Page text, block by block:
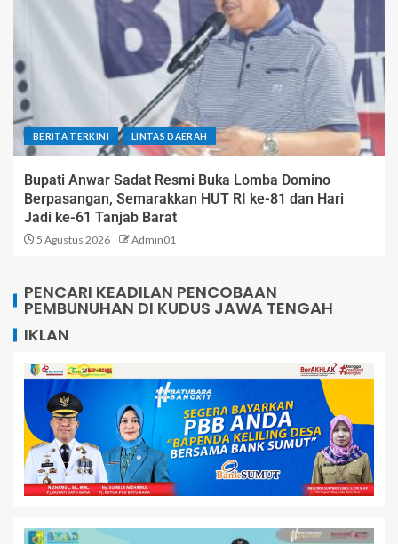
BERITA TERKINI LINTAS DAERAH
Bupati Anwar Sadat Resmi Buka Lomba Domino
Berpasangan, Semarakkan HUT RI ke-81 dan Hari
Jadi ke-61 Tanjab Barat
5 Agustus 2026 Admin01
PENCARI KEADILAN PENCOBAAN
PEMBUNUHAN DI KUDUS JAWA TENGAH
IKLAN